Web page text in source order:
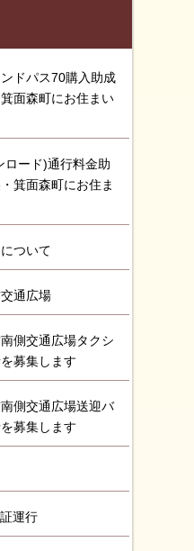
ドパス70購入助成
面森町にお住まい
ロード)通行料金助
箕面森町にお住ま
ついて
通広場
側交通広場タクシ
募集します
側交通広場送迎バ
募集します
運行